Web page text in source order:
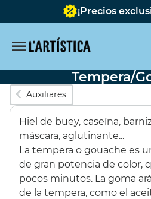
¡Precios
Búsquedas populares
FABER CASTELL
Pebeo
Pintura
pastel schmincke
Destacados
Tempera/
Auxiliares
Hiel de buey, caseína,
máscara, aglutinante...
La tempera o gouache es
de gran potencia de color,
pocos minutos. La goma
de la tempera, como el